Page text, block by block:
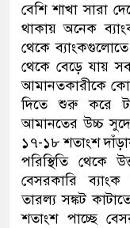
বেশি শাখা সারা
থাকায় অনেক
থেকে
থেকে বেড়ে যায়
আমানতকারীকে
দিতে শুরু করে
আমানতের উচ্চ
১৭-১৮ শতাংশ
পরিস্থিতি থেকে
বেসরকারি
তারল্য সঙ্কট
শতাংশ পাচ্ছে